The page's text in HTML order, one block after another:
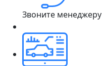
Звоните менеджеру